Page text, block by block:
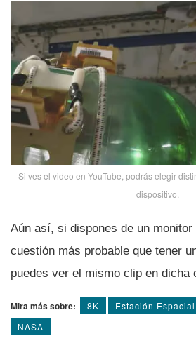
Si ves el video en YouTube, podrás elegir
dispositivo.
Aún así­, si dispones de un
cuestión más probable que tener
puedes ver el mismo clip en dicha
Mira más sobre: 8K
Estación
NASA